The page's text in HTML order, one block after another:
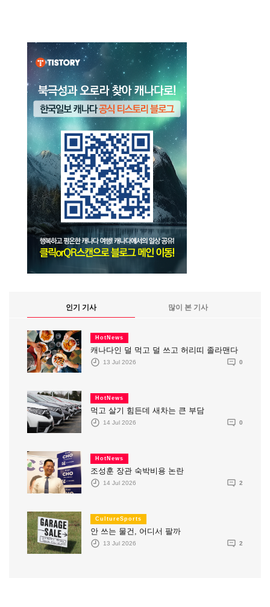
인기 기사 많이 본 기사
HotNews
캐나다인 덜 먹고 덜 쓰고 허리띠 졸라맨다
13 Jul 2026 0
HotNews
먹고 살기 힘든데 새차는 큰 부담
14 Jul 2026 0
HotNews
조성훈 장관 숙박비용 논란
14 Jul 2026 2
CultureSports
안 쓰는 물건, 어디서 팔까
13 Jul 2026 2